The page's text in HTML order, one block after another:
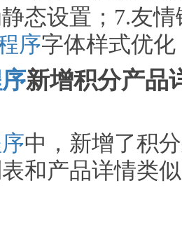
态设置；7.友
序字体样式优
新增积分产品
中，新增了积
和产品详情类